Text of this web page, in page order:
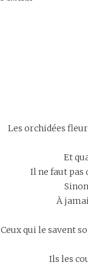
Les orchidées
Et
Il ne faut pas
À
Ceux qui le savent
Ils les